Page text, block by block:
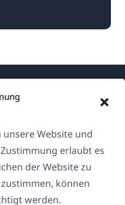
Website und
erlaubt es
der Website zu
können
werden.
beitreten(öffnet
in